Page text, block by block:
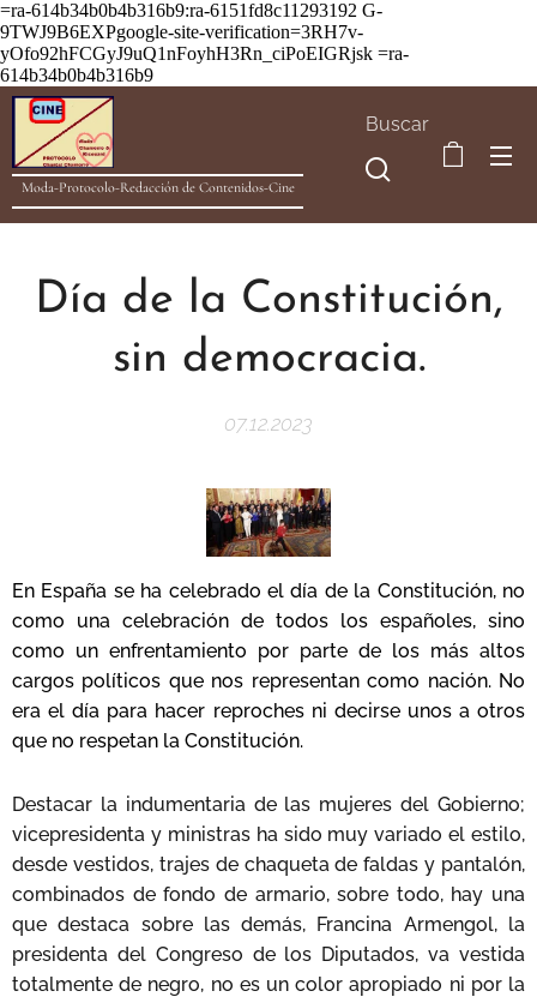
=ra-614b34b0b4b316b9:ra-6151fd8c11293192 G-
9TWJ9B6EXPgoogle-site-verification=3RH7v-
yOfo92hFCGyJ9uQ1nFoyhH3Rn_ciPoEIGRjsk =ra-
614b34b0b4b316b9
Moda-Protocolo-Redacción de Contenidos-Cine
Buscar
Día de la Constitución,
sin democracia.
07.12.2023
En España se ha celebrado el día de la Constitución, no
como una celebración de todos los españoles, sino
como un enfrentamiento por parte de los más altos
cargos políticos que nos representan como nación. No
era el día para hacer reproches ni decirse unos a otros
que no respetan la Constitución.
Destacar la indumentaria de las mujeres del Gobierno;
vicepresidenta y ministras ha sido muy variado el estilo,
desde vestidos, trajes de chaqueta de faldas y pantalón,
combinados de fondo de armario, sobre todo, hay una
que destaca sobre las demás, Francina Armengol, la
presidenta del Congreso de los Diputados, va vestida
totalmente de negro, no es un color apropiado ni por la